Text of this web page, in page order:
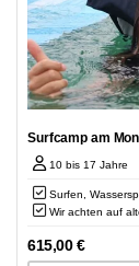
Surfcamp am
10 bis 17 Jahre
Surfen,
Wir achten auf
615,00€